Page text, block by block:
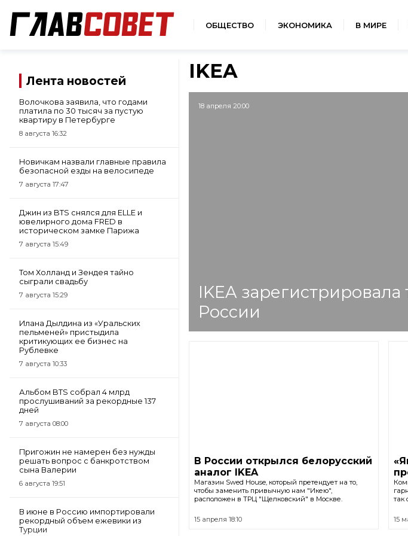
ОБЩЕСТВО ЭКОНОМИКА В МИРЕ
Лента новостей
Волочкова заявила, что годами
платила по 30 тысяч за пустую
квартиру в Петербурге
8 августа 16:32
Новичкам назвали главные правила
безопасной езды на велосипеде
7 августа 17:47
Джин из BTS снялся для ELLE и
ювелирного дома FRED в
историческом замке Парижа
7 августа 15:49
Том Холланд и Зендея тайно
сыграли свадьбу
7 августа 15:29
Илана Дылдина из «Уральских
пельменей» пристыдила
критикующих ее бизнес на
Рублевке
7 августа 10:33
Альбом BTS собрал 4 млрд
прослушиваний за рекордные 137
дней
7 августа 08:00
Пригожин не намерен без нужды
решать вопрос с банкротством
сына Валерии
6 августа 19:51
В июне в Россию импортировали
рекордный объем ежевики из
Турции
IKEA
18 апреля 20:00
IKEA
России
В России открылся белорусский
аналог IKEA
Магазин Swed House, который претендует на то,
чтобы заменить привычную нам "Икею",
расположен в ТРЦ "Щелковский" в Москве.
15 апреля 18:10
так
15